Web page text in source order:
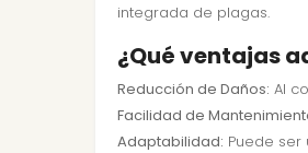
integrada de plagas.
¿Qué ventajas
Reducción de Daños: Al
Facilidad de
Adaptabilidad: Puede